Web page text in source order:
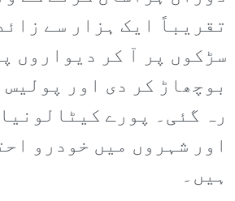
تقریباً ایک ہزار سے
سڑکوں پر آ کر دیواروں
بوچھاڑ کر دی اور
رہ گئی۔ پورے
اور شہروں میں خودرو
ہیں۔